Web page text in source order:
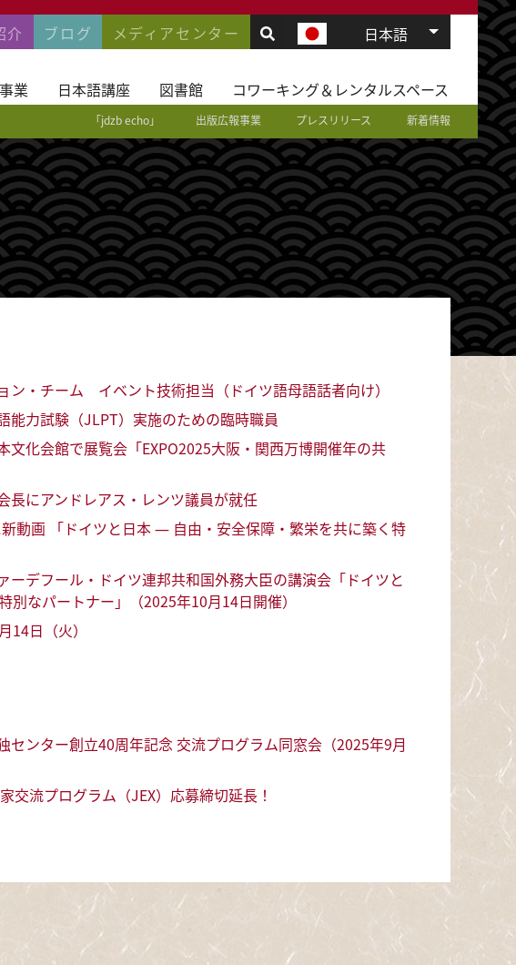
介 ブログ メディアセンター 日本語 追加のアク
業 日本語講座 図書館 コワーキング＆レンタルスペース
「jdzb echo」 出版広報事業 プレスリリース 新着情報
ン・チーム イベント技術担当（ドイツ語母語話者向け）
能力試験（JLPT）実施のための臨時職員
文化会館で展覧会「EXPO2025大阪・関西万博開催年の共
長にアンドレアス・レンツ議員が就任
動画 「ドイツと日本 ― 自由・安全保障・繁栄を共に築く特
ーデフール・ドイツ連邦共和国外務大臣の講演会「ドイツと
なパートナー」（2025年10月14日開催）
14日（火）
センター創立40周年記念 交流プログラム同窓会（2025年9月
交流プログラム（JEX）応募締切延長！